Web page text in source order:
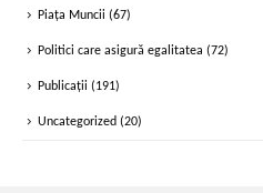
Piața Muncii (67)
Politici care asigură egalitatea (72)
Publicații (191)
Uncategorized (20)